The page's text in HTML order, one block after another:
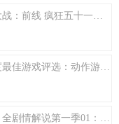
【豪宝宝】星球大战：前线 疯狂五十一杀 步战汪的胜利
【CGL】2014年度最佳游戏评选：动作游戏篇
【CGL】《光环》全剧情解说第一季01：未知天体